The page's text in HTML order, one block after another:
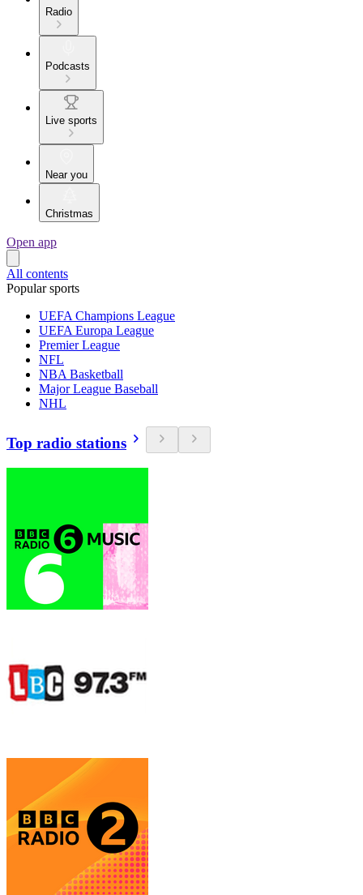
Radio
Podcasts
Live sports
Near you
Christmas
Open app
All contents
Popular sports
UEFA Champions League
UEFA Europa League
Premier League
NFL
NBA Basketball
Major League Baseball
NHL
Top radio stations